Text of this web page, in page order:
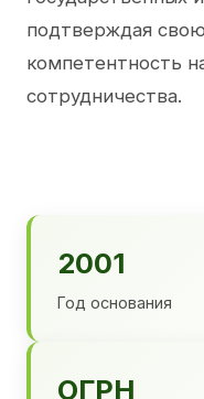
подтверждая
компетентность
сотрудничества.
2001
Год основания
ОГРН